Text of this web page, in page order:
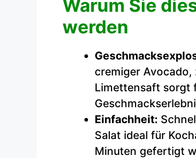
Warum Sie
werden
cremiger
Limettensaft sorgt
Einfachheit:
Salat ideal für
Minuten gefertigt